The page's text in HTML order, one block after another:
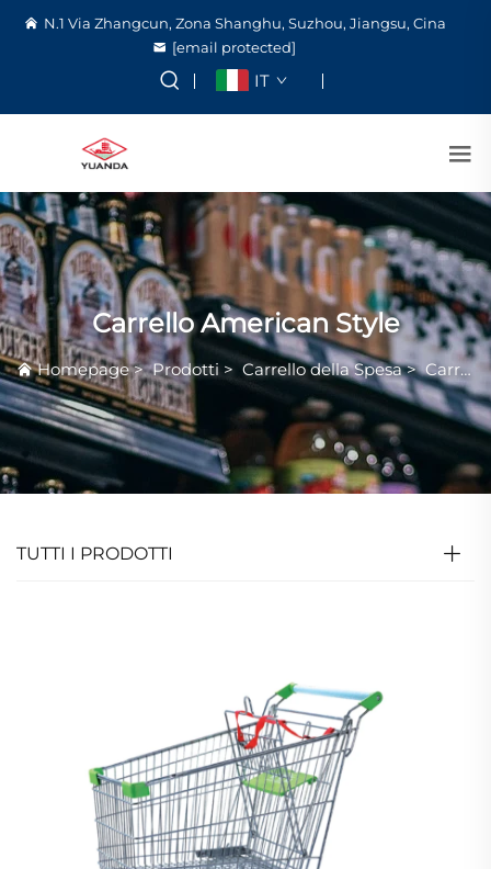
N.1 Via Zhangcun, Zona Shanghu, Suzhou, Jiangsu, Cina
[email protected]
IT
Carrello American Style
Homepage>Prodotti>Carrello della Spesa>Carrello American Style
TUTTI I PRODOTTI